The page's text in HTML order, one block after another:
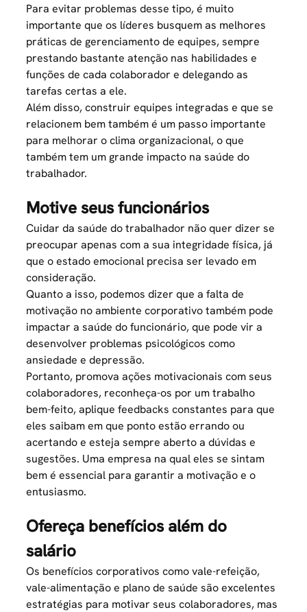
Para evitar problemas desse tipo, é muito
importante que os líderes busquem as melhores
práticas de gerenciamento de equipes, sempre
prestando bastante atenção nas habilidades e
funções de cada colaborador e delegando as
tarefas certas a ele.
Além disso, construir equipes integradas e que se
relacionem bem também é um passo importante
para melhorar o clima organizacional, o que
também tem um grande impacto na saúde do
trabalhador.
Motive seus funcionários
Cuidar da saúde do trabalhador não quer dizer se
preocupar apenas com a sua integridade física, já
que o estado emocional precisa ser levado em
consideração.
Quanto a isso, podemos dizer que a falta de
motivação no ambiente corporativo também pode
impactar a saúde do funcionário, que pode vir a
desenvolver problemas psicológicos como
ansiedade e depressão.
Portanto, promova ações motivacionais com seus
colaboradores, reconheça-os por um trabalho
bem-feito, aplique feedbacks constantes para que
eles saibam em que ponto estão errando ou
acertando e esteja sempre aberto a dúvidas e
sugestões. Uma empresa na qual eles se sintam
bem é essencial para garantir a motivação e o
entusiasmo.
Ofereça benefícios além do
salário
Os benefícios corporativos como vale-refeição,
vale-alimentação e plano de saúde são excelentes
estratégias para motivar seus colaboradores, mas